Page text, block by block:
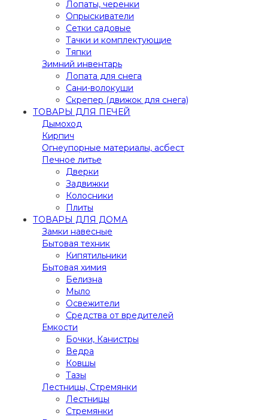
Лопаты, черенки
Опрыскиватели
Сетки садовые
Тачки и комплектующие
Тяпки
Зимний инвентарь
Лопата для снега
Сани-волокуши
Скрепер (движок для снега)
ТОВАРЫ ДЛЯ ПЕЧЕЙ
Дымоход
Кирпич
Огнеупорные материалы, асбест
Печное литье
Дверки
Задвижки
Колосники
Плиты
ТОВАРЫ ДЛЯ ДОМА
Замки навесные
Бытовая техник
Кипятильники
Бытовая химия
Белизна
Мыло
Освежители
Средства от вредителей
Емкости
Бочки, Канистры
Ведра
Ковшы
Тазы
Лестницы, Стремянки
Лестницы
Стремянки